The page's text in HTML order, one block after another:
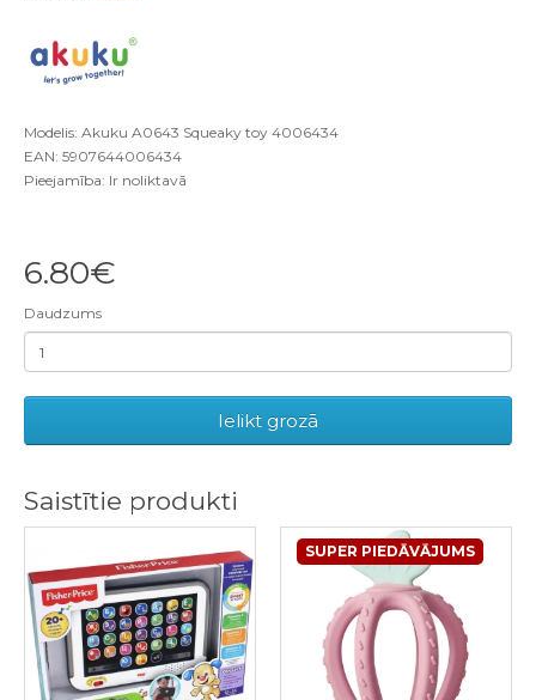
Modelis: Akuku A0643 Squeaky toy 4006434
EAN: 5907644006434
Pieejamība: Ir noliktavā
6.80€
Daudzums
Ielikt grozā
Saistītie produkti
SUPER PIEDĀVĀJUMS